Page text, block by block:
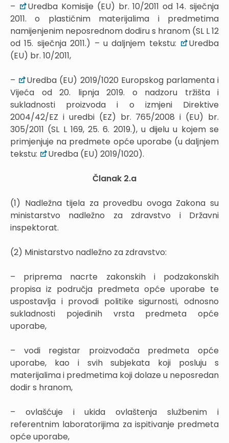
–
Uredba Komisije (EU) br. 10/2011 od 14. siječnja
2011. o plastičnim materijalima i predmetima
namijenjenim neposrednom dodiru s hranom (SL L 12
od 15. siječnja 2011.) – u daljnjem tekstu:
Uredba
(EU) br. 10/2011,
–
Uredba (EU) 2019/1020 Europskog parlamenta i
Vijeća od 20. lipnja 2019. o nadzoru tržišta i
sukladnosti proizvoda i o izmjeni Direktive
2004/42/EZ i uredbi (EZ) br. 765/2008 i (EU) br.
305/2011 (SL L 169, 25. 6. 2019.), u dijelu u kojem se
primjenjuje na predmete opće uporabe (u daljnjem
tekstu:
Uredba (EU) 2019/1020).
Članak 2.a
(1) Nadležna tijela za provedbu ovoga Zakona su
ministarstvo nadležno za zdravstvo i Državni
inspektorat.
(2) Ministarstvo nadležno za zdravstvo:
– priprema nacrte zakonskih i podzakonskih
propisa iz područja predmeta opće uporabe te
uspostavlja i provodi politike sigurnosti, odnosno
sukladnosti pojedinih vrsta predmeta opće
uporabe,
– vodi registar proizvođača predmeta opće
uporabe, kao i svih subjekata koji posluju s
materijalima i predmetima koji dolaze u neposredan
dodir s hranom,
– ovlašćuje i ukida ovlaštenja službenim i
referentnim laboratorijima za ispitivanje predmeta
opće uporabe,